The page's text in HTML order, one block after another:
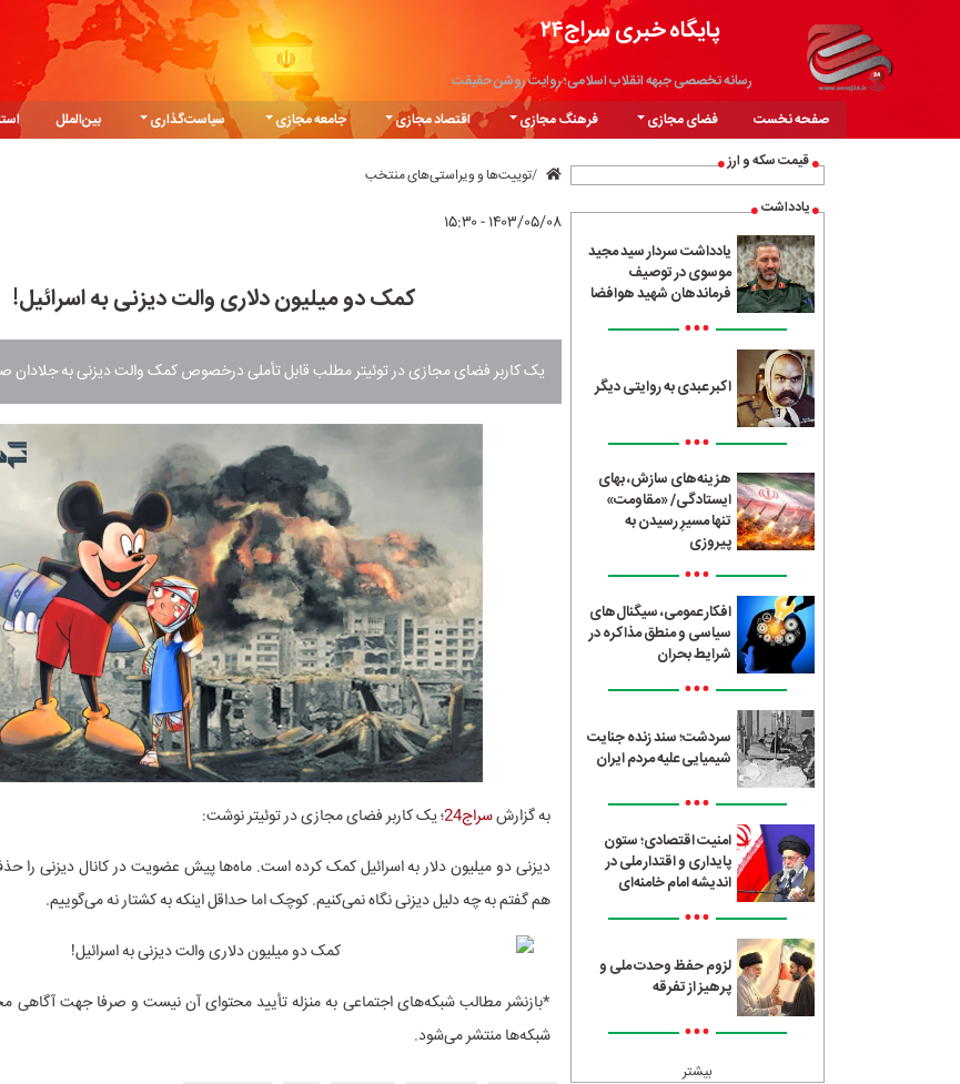
پایگاه خبری سراج۲۴
رسانه تخصصی جبهه انقلاب اسلامی؛ روایت روشن حقیقت
صفحه نخست فضای مجازی فرهنگ مجازی اقتصاد مجازی جامعه مجازی سیاست‌گذاری بین‌الملل
قیمت سکه و ارز
یادداشت
یادداشت سردار سید مجید
موسوی در توصیف
فرماندهان شهید هوافضا
•••
اکبر عبدی به روایتی دیگر
•••
هزینه‌های سازش، بهای
ایستادگی/ «مقاومت»
تنها مسیرِ رسیدن به
پیروزی
•••
افکار عمومی، سیگنال‌های
سیاسی و منطق مذاکره در
شرایط بحران
•••
سردشت؛ سند زنده جنایت
شیمیایی علیه مردم ایران
•••
امنیت اقتصادی؛ ستون
پایداری و اقتدار ملی در
اندیشه امام خامنه‌ای
•••
لزوم حفظ وحدت ملی و
پرهیز از تفرقه
•••
بیشتر
توییت‌ها و ویراستی‌های منتخب
۱۴۰۳/۰۵/۰۸ - ۱۵:۳۰
کمک دو میلیون دلاری والت دیزنی به اسرائیل!
یک کاربر فضای مجازی در توئیتر مطلب قابل تأملی درخصوص کمک والت دیزنی به
به گزارشسراج24
؛ یک کاربر فضای مجازی در توئیتر نوشت:
دیزنی دو میلیون دلار به اسرائیل کمک کرده است. ماه‌ها پیش عضویت در کانال دیزنی را
هم گفتم به چه دلیل دیزنی نگاه نمی‌کنیم. کوچک اما حداقل اینکه به کشتار نه می‌گوییم.
*بازنشر مطالب شبکه‌های اجتماعی به منزله تأیید محتوای آن نیست و صرفا جهت آگاهی
شبکه‌ها منتشر می‌شود.